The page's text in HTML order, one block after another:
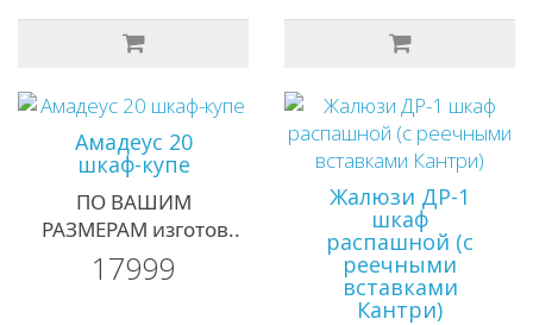
Амадеус 20
шкаф-купе
ПО ВАШИМ
РАЗМЕРАМ изготов..
17999
Жалюзи ДР-1
шкаф
распашной (с
реечными
вставками
Кантри)